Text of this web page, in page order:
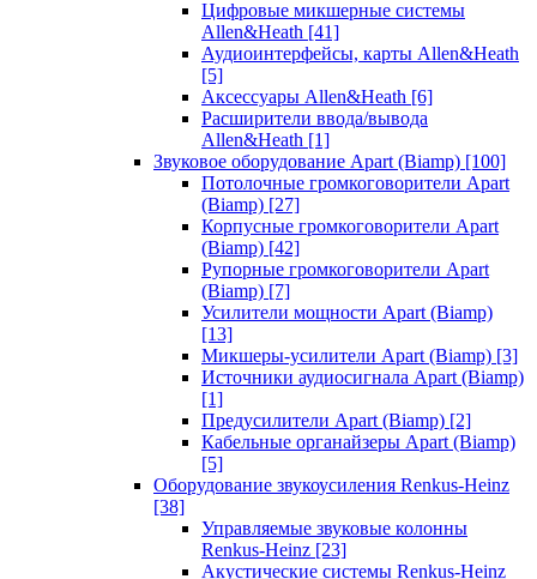
Цифровые микшерные системы
Allen&Heath [41]
Аудиоинтерфейсы, карты Allen&Heath
[5]
Аксессуары Allen&Heath [6]
Расширители ввода/вывода
Allen&Heath [1]
Звуковое оборудование Apart (Biamp) [100]
Потолочные громкоговорители Apart
(Biamp) [27]
Корпусные громкоговорители Apart
(Biamp) [42]
Рупорные громкоговорители Apart
(Biamp) [7]
Усилители мощности Apart (Biamp)
[13]
Микшеры-усилители Apart (Biamp) [3]
Источники аудиосигнала Apart (Biamp)
[1]
Предусилители Apart (Biamp) [2]
Кабельные органайзеры Apart (Biamp)
[5]
Оборудование звукоусиления Renkus-Heinz
[38]
Управляемые звуковые колонны
Renkus-Heinz [23]
Акустические системы Renkus-Heinz